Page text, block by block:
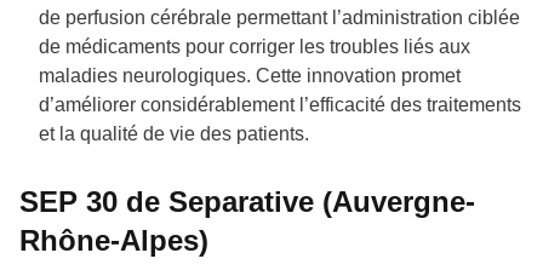
de perfusion cérébrale permettant l’administration ciblée
de médicaments pour corriger les troubles liés aux
maladies neurologiques. Cette innovation promet
d’améliorer considérablement l’efficacité des traitements
et la qualité de vie des patients.
SEP 30 de Separative (Auvergne-
Rhône-Alpes)